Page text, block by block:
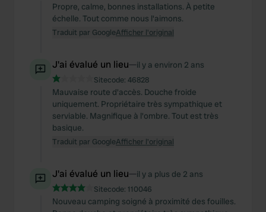
Propre, calme, bonnes installations. À petite
échelle. Tout comme nous l'aimons.
Traduit par GoogleAfficher l'original
J'ai évalué un lieu—il y a environ 2 ans
Sitecode: 46828
Mauvaise route d'accès. Douche froide
uniquement. Propriétaire très sympathique et
serviable. Magnifique à l'ombre. Tout est très
basique.
Traduit par GoogleAfficher l'original
J'ai évalué un lieu—il y a plus de 2 ans
Sitecode: 110046
Nouveau camping soigné à proximité des fouilles.